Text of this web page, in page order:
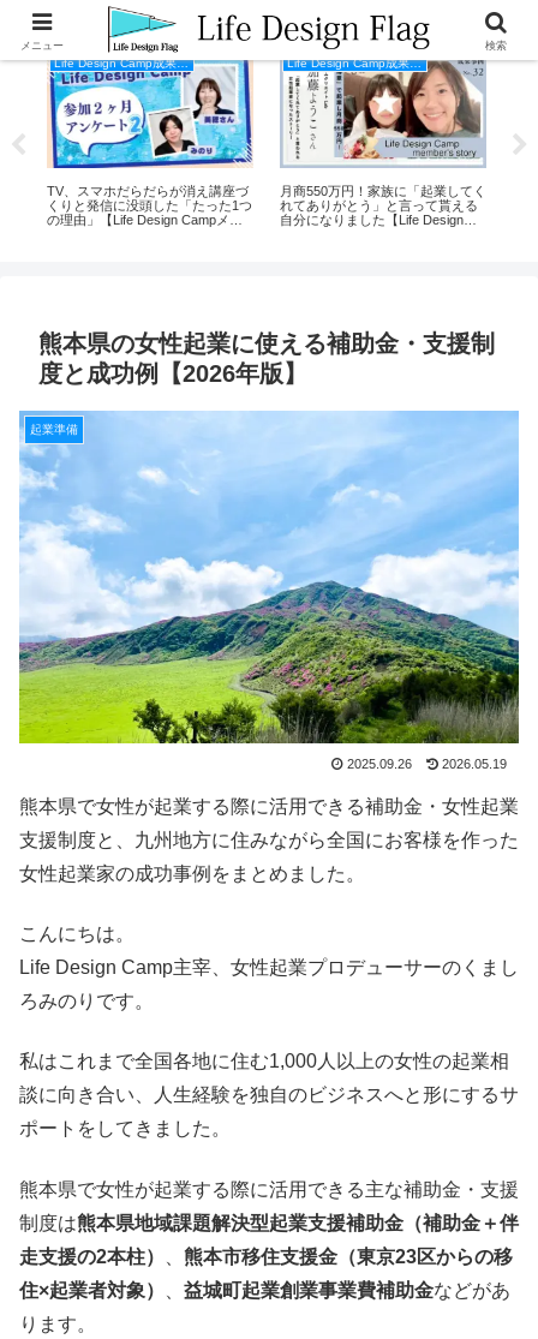
Life Design Camp成果事例
TV、スマホだらだらが消え講座づ
くりと発信に没頭した「たった1つ
の理由」【Life Design Campメン
Life Design Camp成果事例
月商550万円！家族に「起業してく
れてありがとう」と言って貰える
自分になりました【Life Design
熊本県の女性起業に使える補助金・支援制
度と成功例【2026年版】
起業準備
2025.09.26 2026.05.19
熊本県で女性が起業する際に活用できる補助金・女性起業
支援制度と、九州地方に住みながら全国にお客様を作った
女性起業家の成功事例をまとめました。
こんにちは。
Life Design Camp主宰、女性起業プロデューサーのくまし
ろみのりです。
私はこれまで全国各地に住む1,000人以上の女性の起業相
談に向き合い、人生経験を独自のビジネスへと形にするサ
ポートをしてきました。
熊本県で女性が起業する際に活用できる主な補助金・支援
制度は熊本県地域課題解決型起業支援補助金（補助金＋伴
走支援の2本柱）
熊本市移住支援金（東京23区からの移
住×起業者対象）
益城町起業創業事業費補助金などがあ
ります。
メニュー 検索